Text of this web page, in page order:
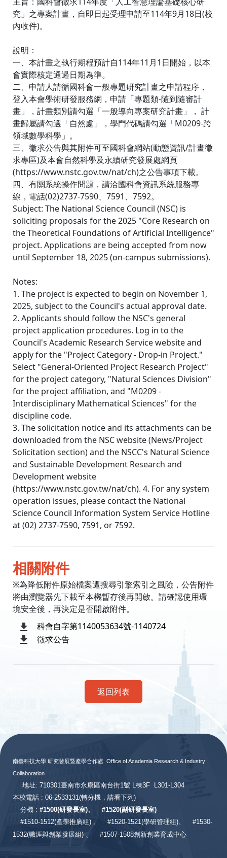
究」之專案計畫，自即日起受理申請至114年9月18日(校
內收件)。
說明：
一、本計畫之執行期程預計自114年11月1日開始，以本
會實際核定通過日期為準。
二、申請人請循國科會一般專題研究計畫之申請程序，
登入本會學術研發服務網，申請「專題類-隨到隨審計
畫」，計畫類別請勾選「一般導向專案研究計畫」， 計
畫歸屬請勾選「自然處」，學門代碼請勾選「M0209-跨
領域數學科學」。
三、徵求公告與其附件可至國科會網站(動態資訊/計畫徵
求專區)及本會自然科學及永續研究發展處網頁
(https://www.nstc.gov.tw/nat/ch)之公告事項下載。
四、有關系統操作問題，請洽國科會資訊系統服務專
線，電話(02)2737-7590、7591、7592。
Subject: The National Science Council (NSC) is
soliciting proposals for the 2025 "Core Research on
the Theoretical Foundations of Artificial Intelligence"
project. Applications are being accepted from now
until September 18, 2025 (on-campus submissions).
Notes:
1. The project is expected to begin on November 1,
2025, subject to the Council's actual approval date.
2. Applicants should follow the NSC's general
project application procedures. Log in to the
Council's Academic Research Service website and
apply for the "Project Category - Drop-in Project."
Select "General-Oriented Project Research Project"
for the project category, "Natural Sciences Division"
for the project affiliation, and "M0209 -
Interdisciplinary Mathematical Sciences" for the
discipline code.
3. The solicitation notice and its attachments can be
downloaded from the NSC website (News/Project
Solicitation section) and the NSCC's Natural Science
and Sustainable Development Research and
Development website
(https://www.nstc.gov.tw/nat/ch). 4. For any system
operation issues, please contact the National
Science Council Information System Service Hotline
at (02) 2737-7590, 7591, or 7592.
相關附件
※為降低附件原始檔案遭搜尋引擎索引之風險，公告附件
將由瀏覽器先下載至本機暫存後再開啟。請確認使用環
境安全後，再決定是否開啟附件。
科會自字第1140053634號-1140724
徵求公告
返回列表
南臺科技大學 研究發展暨產學合作處 Office of Academia Research & Industry
Collaboration
地址: 710301臺南市永康區南台街1號 L棟3F L301-L304
本校電話 : 06-2533131(轉分機，請看下列)
分機 : #1500(研發長室)、 #1520(副研發長室)
#1510-1512(產學推廣組) 、 #1520-1521(學研管理組)、
#1530-
1532(職涯與創業發展組) 、
#1507-1508創新創業育成中心